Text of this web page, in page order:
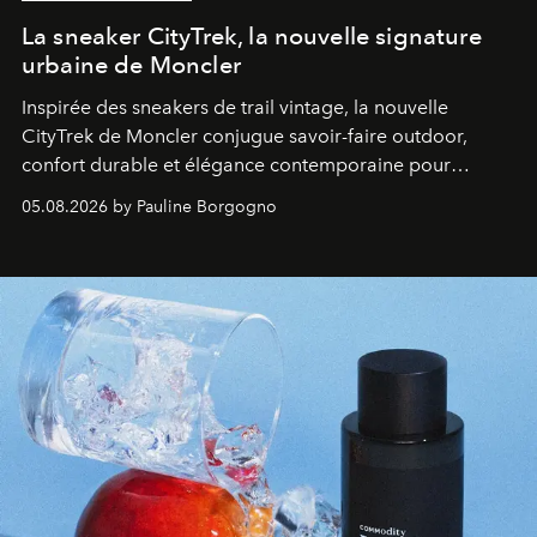
La sneaker CityTrek, la nouvelle signature
urbaine de Moncler
Inspirée des sneakers de trail vintage, la nouvelle
CityTrek de Moncler conjugue savoir-faire outdoor,
confort durable et élégance contemporaine pour
accompagner les explorations du quotidien.
05.08.2026 by Pauline Borgogno